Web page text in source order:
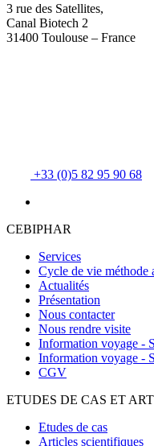
3 rue des Satellites,
Canal Biotech 2
31400 Toulouse – France
+33 (0)5 82 95 90 68
CEBIPHAR
Services
Cycle de vie méthode
Actualités
Présentation
Nous contacter
Nous rendre visite
Information voyage -
Information voyage -
CGV
ETUDES DE CAS ET
Etudes de cas
Articles scientifiques